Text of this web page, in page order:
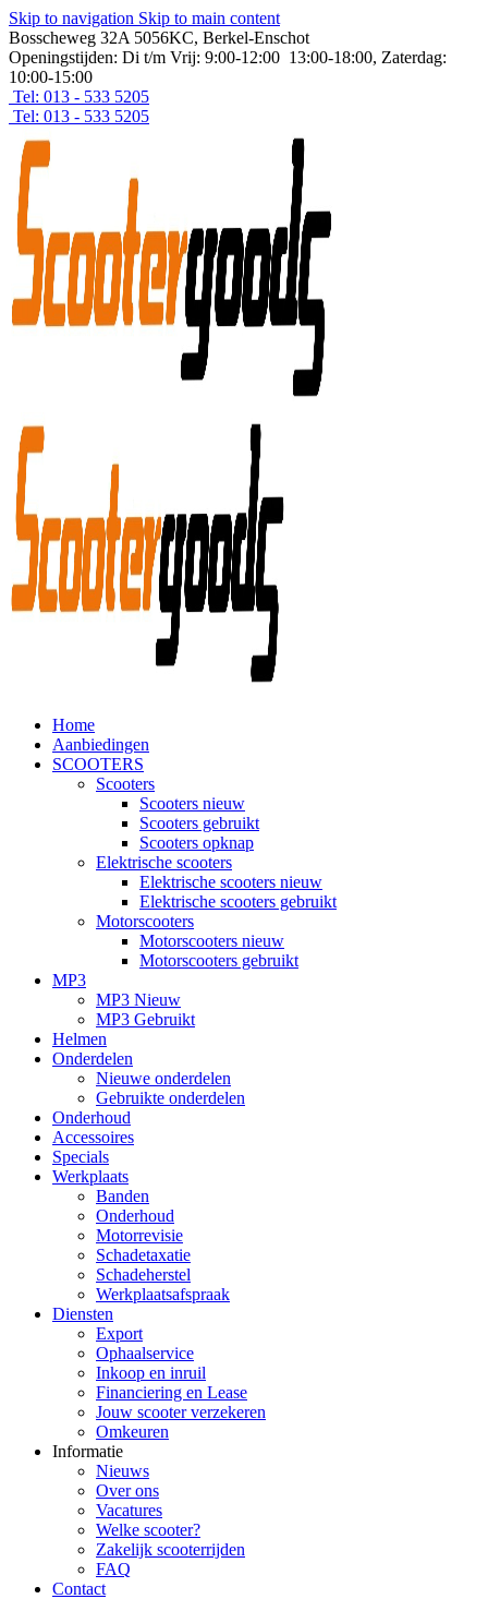
Skip to navigation Skip to main content
Bosscheweg 32A 5056KC, Berkel-Enschot
Openingstijden: Di t/m Vrij: 9:00-12:00 13:00-18:00, Zaterdag:
10:00-15:00
Tel: 013 - 533 5205
Tel: 013 - 533 5205
Home
Aanbiedingen
SCOOTERS
Scooters
Scooters nieuw
Scooters gebruikt
Scooters opknap
Elektrische scooters
Elektrische scooters nieuw
Elektrische scooters gebruikt
Motorscooters
Motorscooters nieuw
Motorscooters gebruikt
MP3
MP3 Nieuw
MP3 Gebruikt
Helmen
Onderdelen
Nieuwe onderdelen
Gebruikte onderdelen
Onderhoud
Accessoires
Specials
Werkplaats
Banden
Onderhoud
Motorrevisie
Schadetaxatie
Schadeherstel
Werkplaatsafspraak
Diensten
Export
Ophaalservice
Inkoop en inruil
Financiering en Lease
Jouw scooter verzekeren
Omkeuren
Informatie
Nieuws
Over ons
Vacatures
Welke scooter?
Zakelijk scooterrijden
FAQ
Contact